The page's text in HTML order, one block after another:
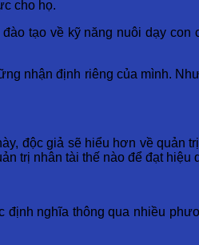
cho họ.
tạo về kỹ năng nuôi dạy
nhận định riêng của mình.
độc giả sẽ hiểu hơn về quản
trị nhân tài thế nào để đạt hiệu
nghĩa thông qua nhiều